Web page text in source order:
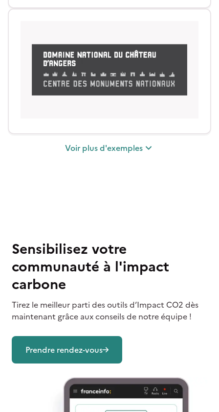
Voir plusd'exemples
Sensibilisez votre
communauté à l'impact
carbone
Tirez le meilleur parti des outils d’Impact CO2 dès
maintenant grâce aux conseils de notre équipe !
Prendre rendez-vous